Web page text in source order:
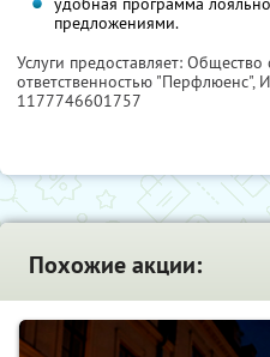
предложениями.
Услуги предоставляет:
ответственностью "Перфлюенс",
1177746601757
Похожие акции: